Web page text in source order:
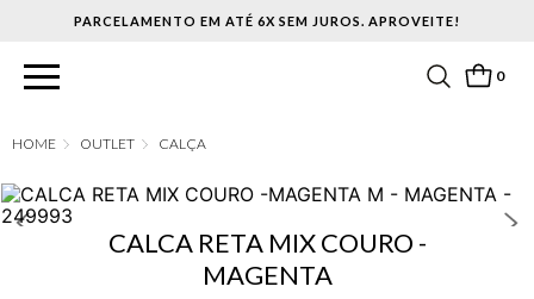
PARCELAMENTO EM ATÉ 6X SEM JUROS. APROVEITE!
0
OUTLET CALÇA
CALCA RETA MIX COURO -
MAGENTA